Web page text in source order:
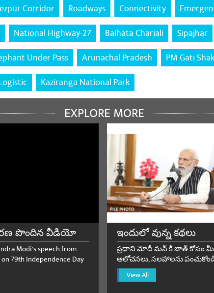
Corridor Roadways Connectivity
National Highway-27 Baihata Chariali Sipajhar
Under Pass Arunachal Pradesh
PM Gati
Kaziranga National Park
EXPLORE MORE
పొందిన వీడియో
Modi's speech from
79th Independence Day
ఇందులో వున్న కథలు
ప్రధాని మోదీ మన్ కి బాత్ కోసం మీ
ఆలోచనలు, సలహాలను
View All